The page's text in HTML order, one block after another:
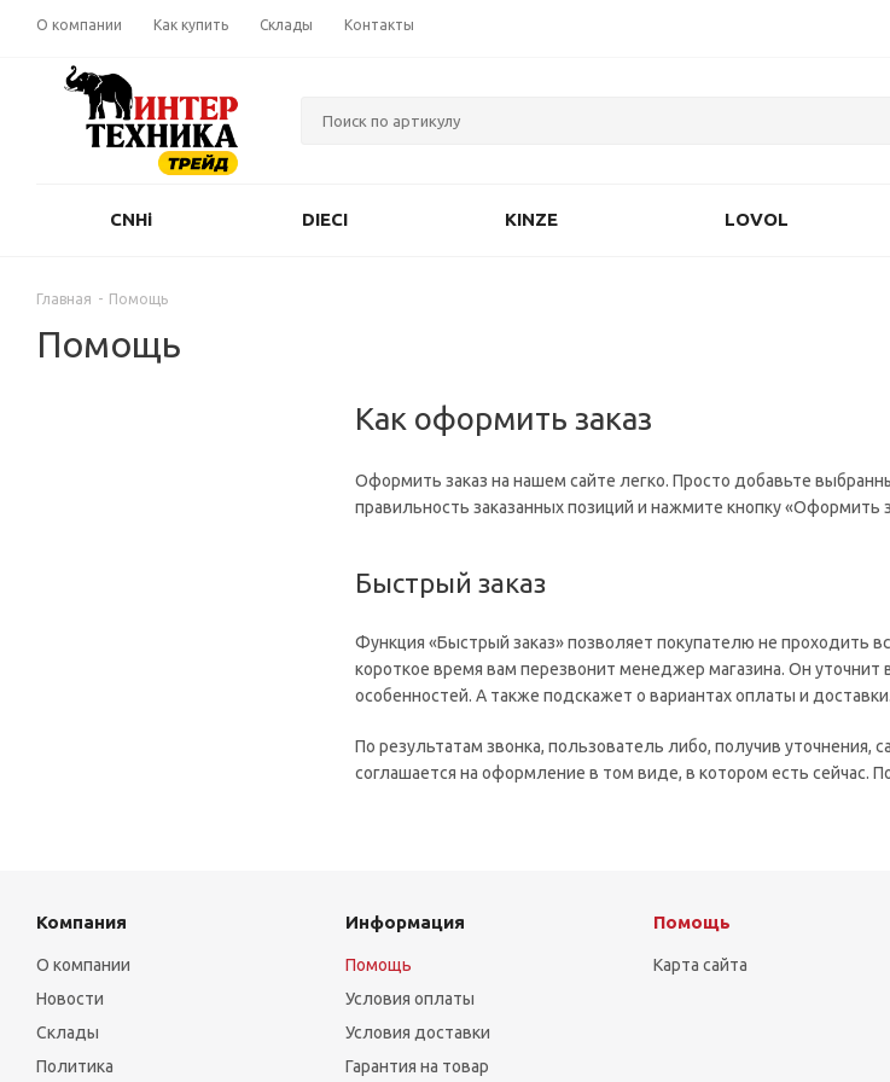
О компании Как купить Склады Контакты
CNHi DIECI KINZE LOVOL
Главная - Помощь
Помощь
Как оформить заказ
Оформить заказ на нашем сайте легко. Просто добавьте
правильность заказанных позиций и нажмите кнопку «Оформить
Быстрый заказ
Функция «Быстрый заказ» позволяет покупателю не проходить
короткое время вам перезвонит менеджер магазина. Он уточнит
особенностей. А также подскажет о вариантах оплаты и доставки.
По результатам звонка, пользователь либо, получив
соглашается на оформление в том виде, в котором есть
Компания
О компании
Новости
Склады
Политика
Информация
Помощь
Условия оплаты
Условия доставки
Гарантия на товар
Помощь
Карта сайта